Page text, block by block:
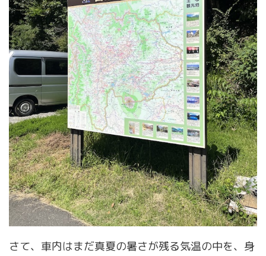
さて、車内はまだ真夏の暑さが残る気温の中を、身